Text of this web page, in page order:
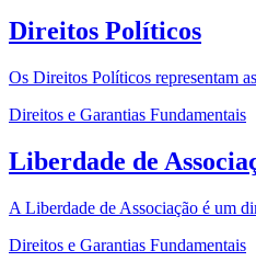
Direitos Políticos
Os Direitos Políticos representam
Direitos e Garantias Fundamentais
Liberdade de
A Liberdade de Associação é um
Direitos e Garantias Fundamentais